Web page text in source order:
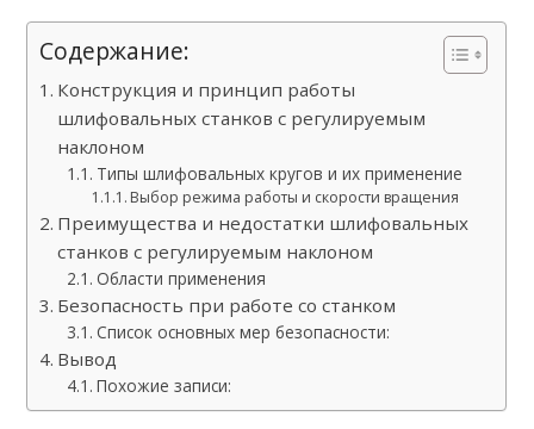
Содержание:
Конструкция и принцип работы
шлифовальных станков с регулируемым
наклоном
Типы шлифовальных кругов и их применение
Выбор режима работы и скорости вращения
Преимущества и недостатки шлифовальных
станков с регулируемым наклоном
Области применения
Безопасность при работе со станком
Список основных мер безопасности:
Вывод
Похожие записи: